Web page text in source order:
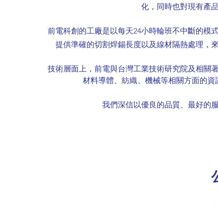
化，同時也對現有產
前電科創的工廠是以每天24小時輪班不中斷的模
提供準確的切割焊錫長度以及線材隔熱處理，
技術層面上，前電與台灣工業技術研究院及相關
材料導體、紡織、機械等相關方面的
我們深信以優良的品質、最好的